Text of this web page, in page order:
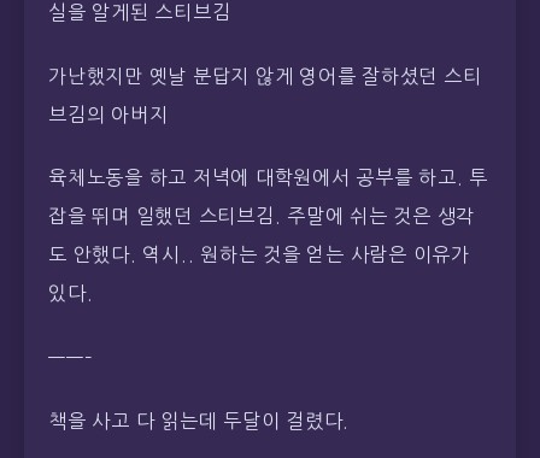
실을 알게된 스티브김
가난했지만 옛날 분답지 않게 영어를 잘하셨던 스티
브김의 아버지
육체노동을 하고 저녁에 대학원에서 공부를 하고. 투
잡을 뛰며 일했던 스티브김. 주말에 쉬는 것은 생각
도 안했다. 역시.. 원하는 것을 얻는 사람은 이유가
있다.
——–
책을 사고 다 읽는데 두달이 걸렸다.